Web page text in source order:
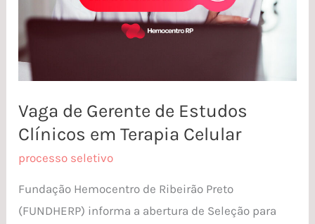
Vaga de Gerente de Estudos
Clínicos em Terapia Celular
processo seletivo
Fundação Hemocentro de Ribeirão Preto
(FUNDHERP) informa a abertura de Seleção para